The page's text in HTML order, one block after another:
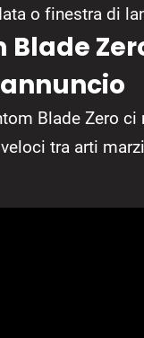
o finestra di
Zero
Blade Zero ci
tra arti